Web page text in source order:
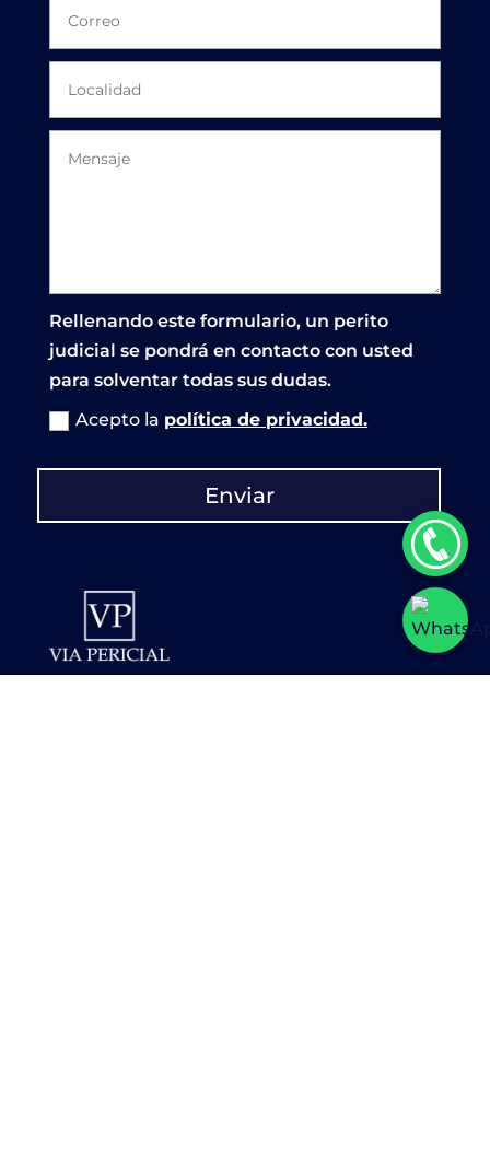
Rellenando este formulario, un perito
judicial se pondrá en contacto con usted
para solventar todas sus dudas.
Acepto la política de privacidad.
Enviar